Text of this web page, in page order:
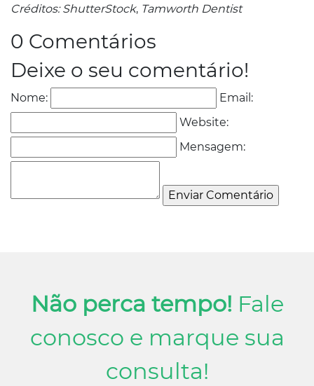
Créditos: ShutterStock, Tamworth Dentist
0 Comentários
Deixe o seu comentário!
Nome:
Email:
Website:
Mensagem:
Não perca tempo! Fale
conosco e marque sua
consulta!